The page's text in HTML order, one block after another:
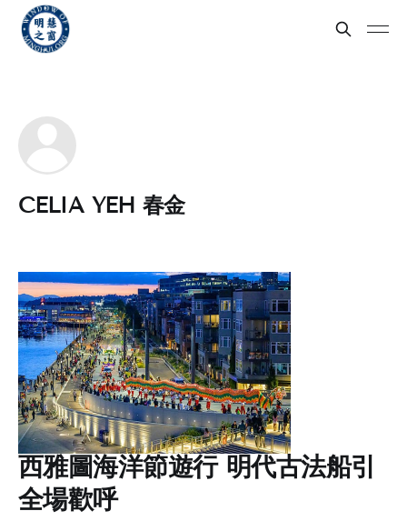
CELIA YEH 春金
西雅圖海洋節遊行 明代古法船引
全場歡呼